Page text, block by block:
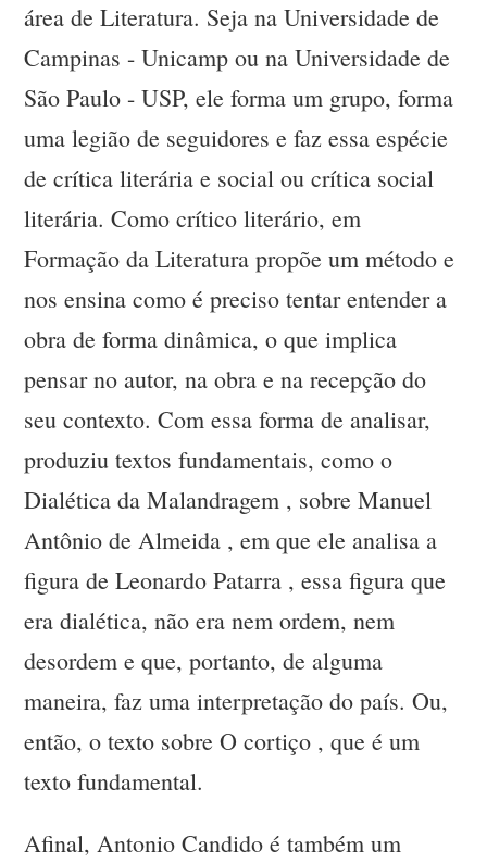
área de Literatura. Seja na Universidade de
Campinas - Unicamp ou na Universidade de
São Paulo - USP, ele forma um grupo, forma
uma legião de seguidores e faz essa espécie
de crítica literária e social ou crítica social
literária. Como crítico literário, em
Formação da Literatura propõe um método e
nos ensina como é preciso tentar entender a
obra de forma dinâmica, o que implica
pensar no autor, na obra e na recepção do
seu contexto. Com essa forma de analisar,
produziu textos fundamentais, como o
Dialética da Malandragem , sobre Manuel
Antônio de Almeida , em que ele analisa a
figura de Leonardo Patarra , essa figura que
era dialética, não era nem ordem, nem
desordem e que, portanto, de alguma
maneira, faz uma interpretação do país. Ou,
então, o texto sobre O cortiço , que é um
texto fundamental.
Afinal, Antonio Candido é também um